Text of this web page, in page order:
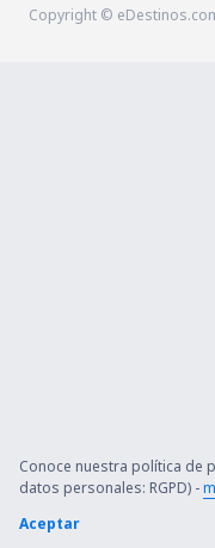
Copyright ©
Conoce nuestra política de
datos personales: RGPD) -
Aceptar